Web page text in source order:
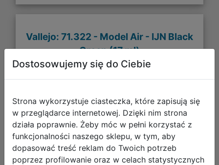
Vallejo: 71.322 - Model Air - IJN Black
Green (17 ml)
Dostosowujemy się do Ciebie
Strona wykorzystuje ciasteczka, które zapisują się
w przeglądarce internetowej. Dzięki nim strona
działa poprawnie. Żeby móc w pełni korzystać z
funkcjonalności naszego sklepu, w tym, aby
dopasować treść reklam do Twoich potrzeb
poprzez profilowanie oraz w celach statystycznych